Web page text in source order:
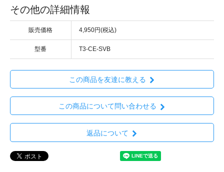
その他の詳細情報
販売価格 4,950円(税込)
型番 T3-CE-SVB
この商品を友達に教える
この商品について問い合わせる
返品について